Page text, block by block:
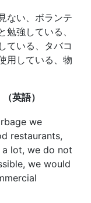
ない、ボランテ
勉強している、
ている、タバコ
用している、物
英語）
we
restaurants,
lot, we do not
we would